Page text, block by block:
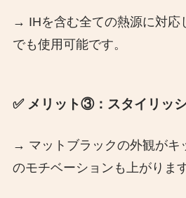
→ IHを含む全ての熱源に対応
でも使用可能です。​
✅ メリット③：スタイリッ
→ マットブラックの外観がキ
のモチベーションも上がります